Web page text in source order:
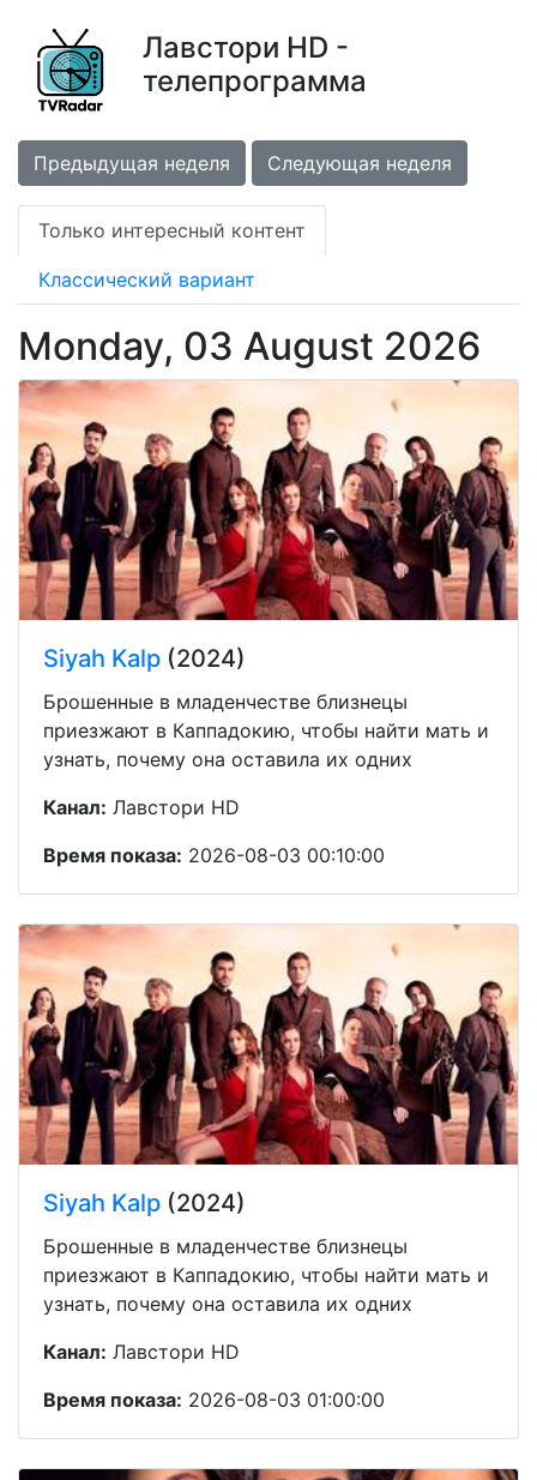
Лавстори HD -
телепрограмма
Предыдущая неделя Следующая неделя
Только интересный контент
Классический вариант
Monday, 03 August 2026
Siyah Kalp (2024)
Брошенные в младенчестве близнецы
приезжают в Каппадокию, чтобы найти мать и
узнать, почему она оставила их одних
Канал: Лавстори HD
Время показа: 2026-08-03 00:10:00
Siyah Kalp (2024)
Брошенные в младенчестве близнецы
приезжают в Каппадокию, чтобы найти мать и
узнать, почему она оставила их одних
Канал: Лавстори HD
Время показа: 2026-08-03 01:00:00